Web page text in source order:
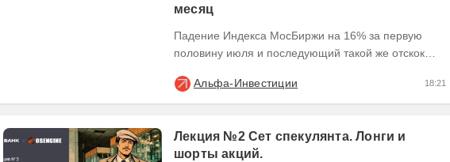
месяц
Падение Индекса МосБиржи на 16% за первую
половину июля и последующий такой же отскок
наиболее...
Альфа-Инвестиции 18:21
Лекция №2 Сет спекулянта. Лонги и
шорты акций.